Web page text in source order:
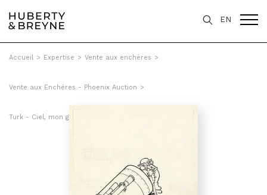
EN
Accueil > Expertise > Vente aux enchères >
Vente aux Enchéres - Phoenix Auction >
Turk - Ciel, mon génie, Tome 20